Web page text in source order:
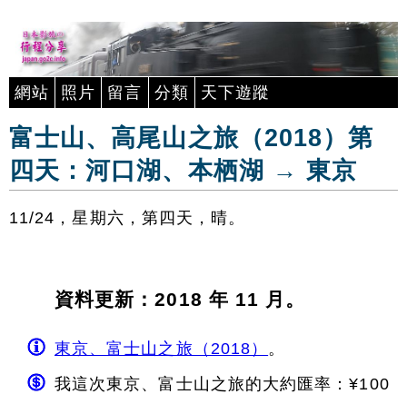
網站 照片 留言 分類 天下遊蹤
富士山、高尾山之旅（2018）第
四天：河口湖、本栖湖 → 東京
11/24，星期六，第四天，晴。
資料更新：2018 年 11 月。
東京、富士山之旅（2018） 。
我這次東京、富士山之旅的大約匯率：¥100